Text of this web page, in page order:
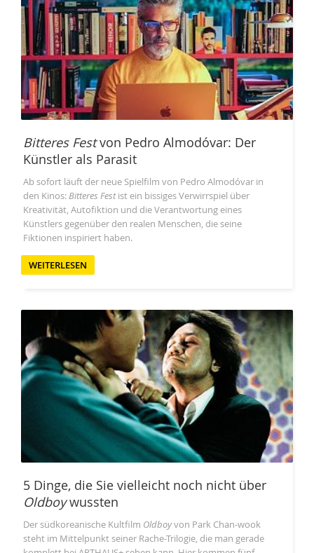
Bitteres Festvon Pedro Almodóvar: Der
Künstler als Parasit
Ab sofort läuft der neue Spielfilm von Pedro Almodóvar in
den Kinos: Bitteres Festist ein bissiges Verwirrspiel über
Kreativität, Autofiktion und die Verantwortung eines
Künstlers gegenüber den realen Menschen, die seine
Fiktionen inspiriert haben.
WEITERLESEN
5 Dinge, die Sie vielleicht noch nicht über
Oldboywussten
Der südkoreanische Kultfilm Oldboyvon Park Chan-wook
steht im Mittelpunkt seiner Rache-Trilogie, die man gerade